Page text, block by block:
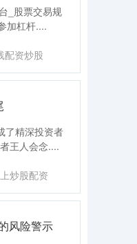
_股票交易规
加杠杆....
配资炒股
了精深投资者
王人会念....
炒股配资
风险警示